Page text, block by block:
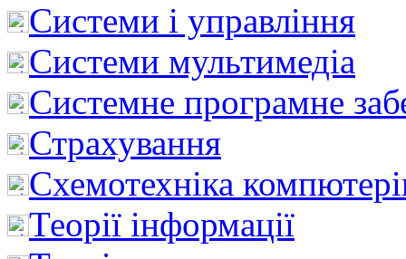
Системи і управління
Системи мультимедіа
Системне програмне
Страхування
Схемотехніка
Теорії інформації